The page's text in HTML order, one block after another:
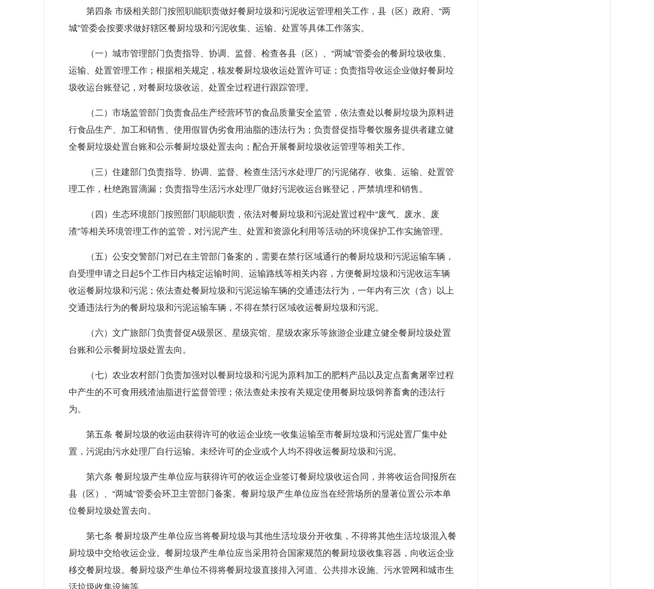
第四条 市级相关部门按照职能职责做好餐厨垃圾和污泥收运管理相关工作，县（区）政府、“两
城”管委会按要求做好辖区餐厨垃圾和污泥收集、运输、处置等具体工作落实。
（一）城市管理部门负责指导、协调、监督、检查各县（区）、“两城”管委会的餐厨垃圾收集、
运输、处置管理工作；根据相关规定，核发餐厨垃圾收运处置许可证；负责指导收运企业做好餐厨垃
圾收运台账登记，对餐厨垃圾收运、处置全过程进行跟踪管理。
（二）市场监管部门负责食品生产经营环节的食品质量安全监管，依法查处以餐厨垃圾为原料进
行食品生产、加工和销售、使用假冒伪劣食用油脂的违法行为；负责督促指导餐饮服务提供者建立健
全餐厨垃圾处置台账和公示餐厨垃圾处置去向；配合开展餐厨垃圾收运管理等相关工作。
（三）住建部门负责指导、协调、监督、检查生活污水处理厂的污泥储存、收集、运输、处置管
理工作，杜绝跑冒滴漏；负责指导生活污水处理厂做好污泥收运台账登记，严禁填埋和销售。
（四）生态环境部门按照部门职能职责，依法对餐厨垃圾和污泥处置过程中“废气、废水、废
渣”等相关环境管理工作的监管，对污泥产生、处置和资源化利用等活动的环境保护工作实施管理。
（五）公安交警部门对已在主管部门备案的，需要在禁行区域通行的餐厨垃圾和污泥运输车辆，
自受理申请之日起5个工作日内核定运输时间、运输路线等相关内容，方便餐厨垃圾和污泥收运车辆
收运餐厨垃圾和污泥；依法查处餐厨垃圾和污泥运输车辆的交通违法行为，一年内有三次（含）以上
交通违法行为的餐厨垃圾和污泥运输车辆，不得在禁行区域收运餐厨垃圾和污泥。
（六）文广旅部门负责督促A级景区、星级宾馆、星级农家乐等旅游企业建立健全餐厨垃圾处置
台账和公示餐厨垃圾处置去向。
（七）农业农村部门负责加强对以餐厨垃圾和污泥为原料加工的肥料产品以及定点畜禽屠宰过程
中产生的不可食用残渣油脂进行监督管理；依法查处未按有关规定使用餐厨垃圾饲养畜禽的违法行
为。
第五条 餐厨垃圾的收运由获得许可的收运企业统一收集运输至市餐厨垃圾和污泥处置厂集中处
置，污泥由污水处理厂自行运输。未经许可的企业或个人均不得收运餐厨垃圾和污泥。
第六条 餐厨垃圾产生单位应与获得许可的收运企业签订餐厨垃圾收运合同，并将收运合同报所在
县（区）、“两城”管委会环卫主管部门备案。餐厨垃圾产生单位应当在经营场所的显著位置公示本单
位餐厨垃圾处置去向。
第七条 餐厨垃圾产生单位应当将餐厨垃圾与其他生活垃圾分开收集，不得将其他生活垃圾混入餐
厨垃圾中交给收运企业。餐厨垃圾产生单位应当采用符合国家规范的餐厨垃圾收集容器，向收运企业
移交餐厨垃圾。餐厨垃圾产生单位不得将餐厨垃圾直接排入河道、公共排水设施、污水管网和城市生
活垃圾收集设施等。